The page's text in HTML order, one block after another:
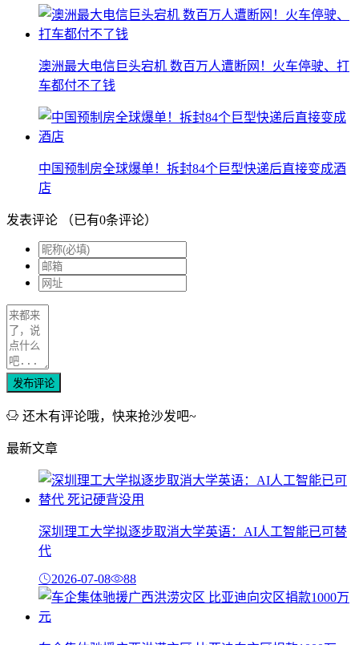
澳洲最大电信巨头宕机 数百万人遭断网！火车停驶、打
车都付不了钱
中国预制房全球爆单！拆封84个巨型快递后直接变成酒
店
发表评论 （已有0条评论）
发布评论
还木有评论哦，快来抢沙发吧~
最新文章
深圳理工大学拟逐步取消大学英语：AI人工智能已可替
代
2026-07-08 88